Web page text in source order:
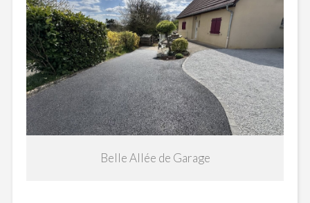
Belle Allée de Garage